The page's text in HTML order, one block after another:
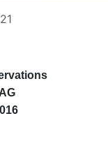
rvations
AG
016